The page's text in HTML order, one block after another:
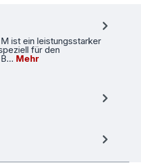
ist ein leistungsstarker
für den
Mehr